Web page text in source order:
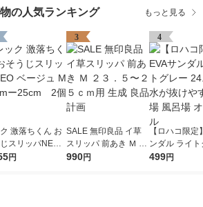
の人気ランキング もっと見る
激落ちくん お
スリッパNEO
ュ M 22cmー25
円
3
SALE 無印良品 イ草
スリッパ 前あき Ｍ ２
３．５〜２５ｃｍ用
990円
4
【ロハコ限定
ンダル ライ
24.0cm 水が
499円